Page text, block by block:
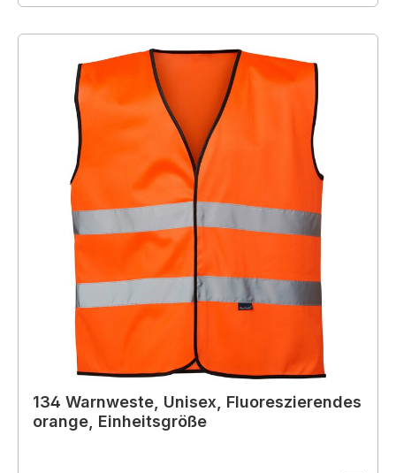
134 Warnweste, Unisex, Fluoreszierendes
orange, Einheitsgröße